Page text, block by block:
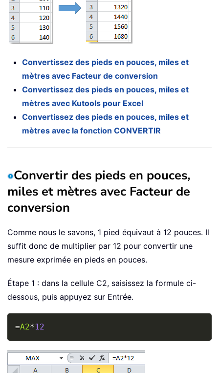
Convertissez des pieds en pouces, miles et
mètres avec Facteur de conversion
Convertissez des pieds en pouces, miles et
mètres avec Kutools pour Excel
Convertissez des pieds en pouces, miles et
mètres avec la fonction CONVERTIR
Convertir des pieds en pouces,
miles et mètres avec Facteur de
conversion
Comme nous le savons, 1 pied équivaut à 12 pouces. Il
suffit donc de multiplier par 12 pour convertir une
mesure exprimée en pieds en pouces.
Étape 1 : dans la cellule C2, saisissez la formule ci-
dessous, puis appuyez sur Entrée.
=A2*12